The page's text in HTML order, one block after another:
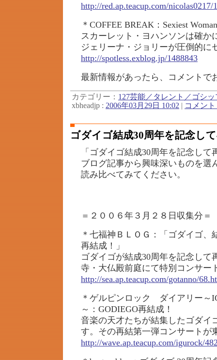
http://red.ap.teacup.com/nicolas0217/
＊COFFEE BREAK：Sexiest Woman
スカーレット・ヨハンソンは確か
ジェリーナ・ジョリーが圧倒的に
http://spotless.exblog.jp/1488843
最新情報があったら、コメントで
カテゴリー： 127芸能／タレント／ゴシ
xbheadjp : 2006年03月29日 10:02 | コメント
ゴダイゴ結成30周年を記念し
「ゴダイゴ結成30周年を記念し
ブログ記事から興味深いものを選
読み比べてみてください。
＝２００６年３月２８日収集分＝
＊七福神ＢＬＯＧ：「ゴダイゴ、
再結成！」
ゴダイゴが結成30周年を記念して
寺・大仏殿前庭にて特別コンサー
http://sea.ap.teacup.com/gotanno/
＊ゲルピンロック ダイアリー～
～：GODIEGO再結成！
音楽の天才たちが結集したゴダイ
す。その再結第一弾コンサートが
http://wave.ap.teacup.com/igurock/